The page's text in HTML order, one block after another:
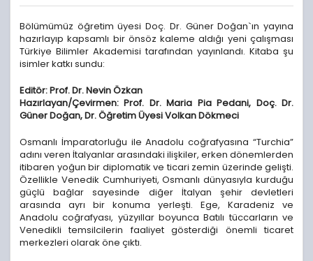
Bölümümüz öğretim üyesi Doç. Dr. Güner Doğan`ın yayına
hazırlayıp kapsamlı bir önsöz kaleme aldığı yeni çalışması
Türkiye Bilimler Akademisi tarafından yayınlandı. Kitaba şu
isimler katkı sundu:
Editör: Prof. Dr. Nevin Özkan
Hazırlayan/Çevirmen: Prof. Dr. Maria Pia Pedani, Doç. Dr.
Güner Doğan, Dr. Öğretim Üyesi Volkan Dökmeci
Osmanlı İmparatorluğu ile Anadolu coğrafyasına “Turchia”
adını veren İtalyanlar arasındaki ilişkiler, erken dönemlerden
itibaren yoğun bir diplomatik ve ticari zemin üzerinde gelişti.
Özellikle Venedik Cumhuriyeti, Osmanlı dünyasıyla kurduğu
güçlü bağlar sayesinde diğer İtalyan şehir devletleri
arasında ayrı bir konuma yerleşti. Ege, Karadeniz ve
Anadolu coğrafyası, yüzyıllar boyunca Batılı tüccarların ve
Venedikli temsilcilerin faaliyet gösterdiği önemli ticaret
merkezleri olarak öne çıktı.